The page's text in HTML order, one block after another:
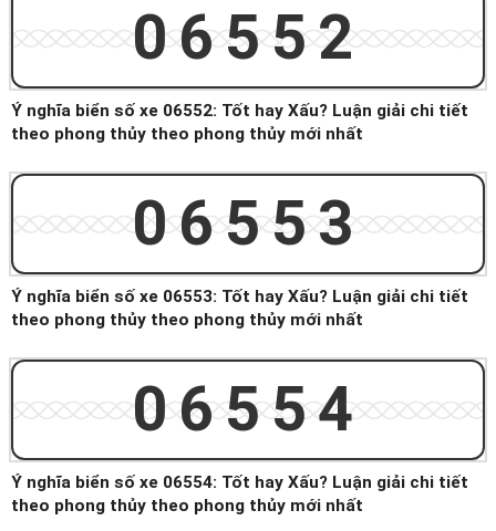
06552
Ý nghĩa biển số xe 06552: Tốt hay Xấu? Luận giải chi tiết
theo phong thủy theo phong thủy mới nhất
06553
Ý nghĩa biển số xe 06553: Tốt hay Xấu? Luận giải chi tiết
theo phong thủy theo phong thủy mới nhất
06554
Ý nghĩa biển số xe 06554: Tốt hay Xấu? Luận giải chi tiết
theo phong thủy theo phong thủy mới nhất